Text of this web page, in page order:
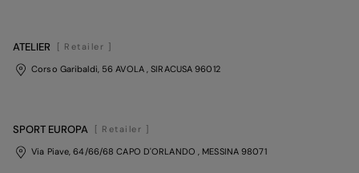
ATELIER
[ Retailer ]
Corso Garibaldi, 56 AVOLA , SIRACUSA 96012
SPORT EUROPA
[ Retailer ]
Via Piave, 64/66/68 CAPO D'ORLANDO , MESSINA98071